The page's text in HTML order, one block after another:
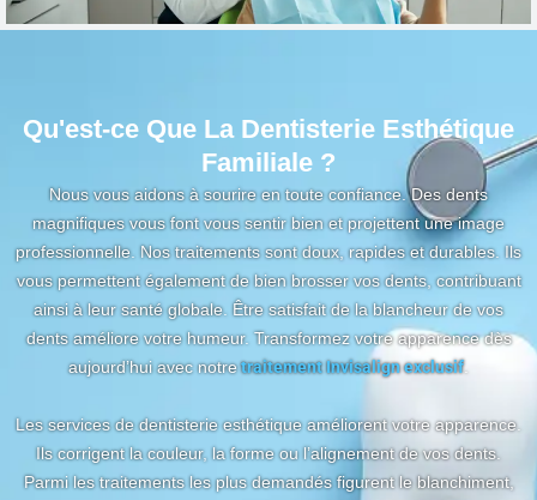
Qu'est-ce Que La Dentisterie Esthétique
Familiale ?
Nous vous aidons à sourire en toute confiance. Des dents
magnifiques vous font vous sentir bien et projettent une image
professionnelle. Nos traitements sont doux, rapides et durables. Ils
vous permettent également de bien brosser vos dents, contribuant
ainsi à leur santé globale. Être satisfait de la blancheur de vos
dents améliore votre humeur. Transformez votre apparence dès
aujourd’hui avec notretraitement Invisalign exclusif.
Les services de dentisterie esthétique améliorent votre apparence.
Ils corrigent la couleur, la forme ou l’alignement de vos dents.
Parmi les traitements les plus demandés figurent le blanchiment,